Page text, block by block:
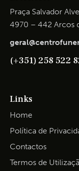
Praça Salvador
4970 – 442 Arcos
(+351) 258 522
Links
Home
Política de
Contactos
Termos de